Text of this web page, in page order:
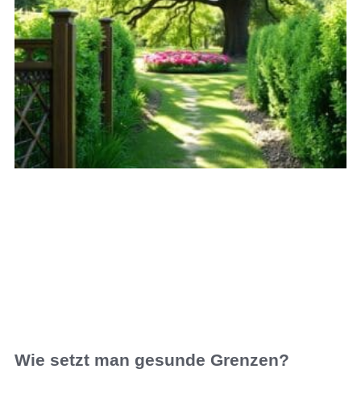
Wie setzt man gesunde Grenzen?